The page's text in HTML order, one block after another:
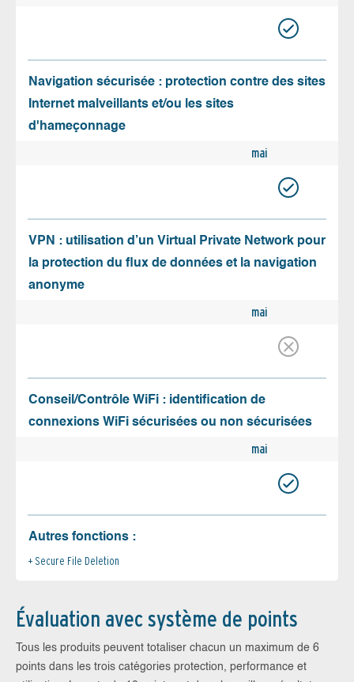
Navigation sécurisée : protection contre des sites
Internet malveillants et/ou les sites
d'hameçonnage
mai
VPN : utilisation d’un Virtual Private Network pour
la protection du flux de données et la navigation
anonyme
mai
Conseil/Contrôle WiFi : identification de
connexions WiFi sécurisées ou non sécurisées
mai
Autres fonctions :
Secure File Deletion
Évaluation avec système de points
Tous les produits peuvent totaliser chacun un maximum de 6
points dans les trois catégories protection, performance et